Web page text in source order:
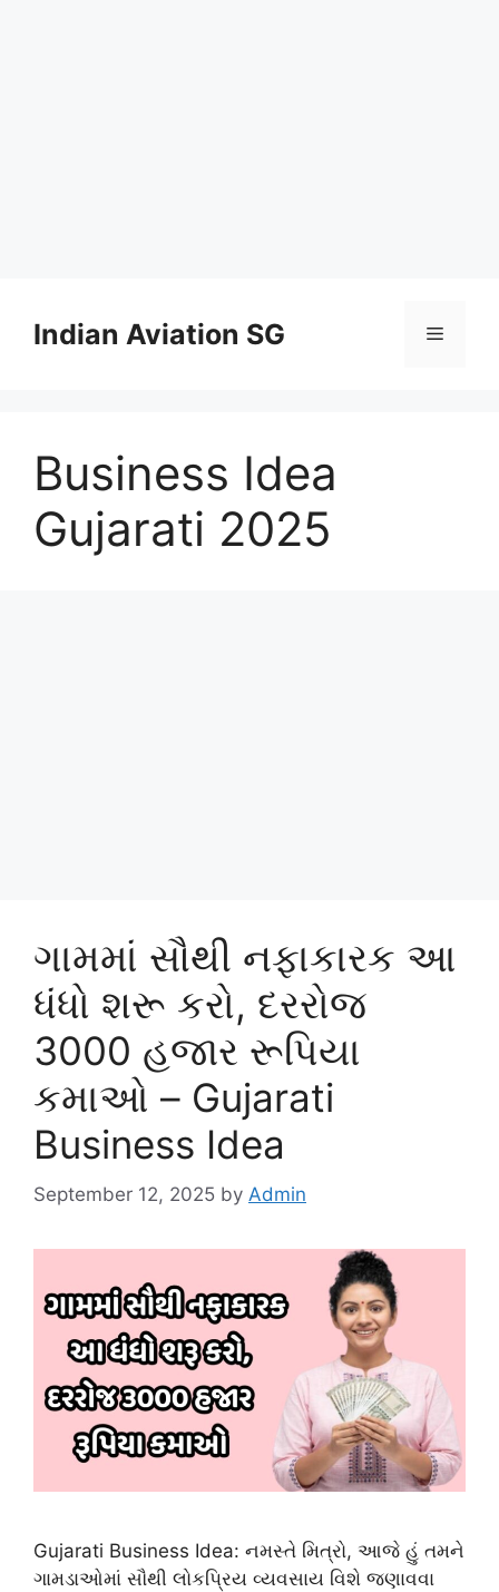
contentIndian Aviation SG Menu
Business Idea
Gujarati 2025
ગામમાં સૌથી નફાકારક આ
ધંધો શરૂ કરો, દરરોજ
3000 હજાર રૂપિયા
કમાઓ – Gujarati
Business Idea
September 12, 2025 by Admin
Gujarati Business Idea: નમસ્તે મિત્રો, આજે હું તમને
ગામડાઓમાં સૌથી લોકપ્રિય વ્યવસાય વિશે જણાવવા